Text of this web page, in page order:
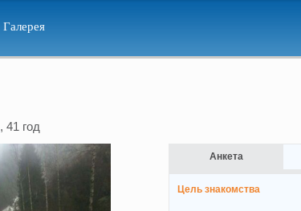
Галерея
, 41 год
Анкета
Цель знакомства